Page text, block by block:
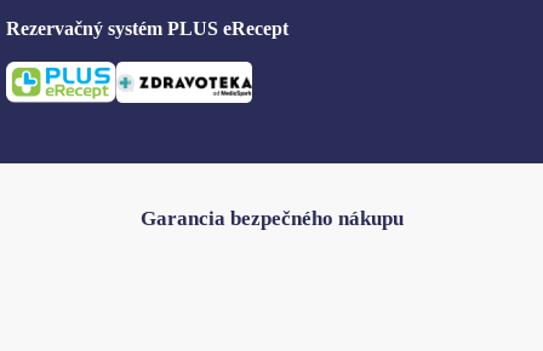
Rezervačný systém PLUS eRecept
Garancia bezpečného nákupu